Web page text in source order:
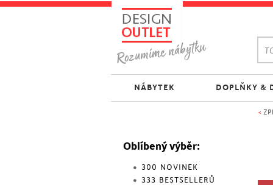
<
Oblíbený výběr:
300 NOVINEK
333 BESTSELLERŮ
NÁBYTEK DOPLŇKY &